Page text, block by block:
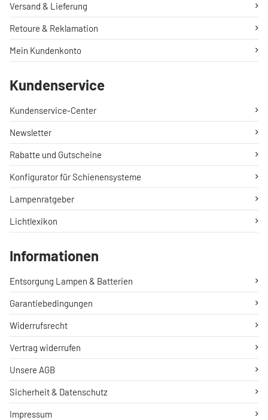
Versand & Lieferung
Retoure & Reklamation
Mein Kundenkonto
Kundenservice
Kundenservice-Center
Newsletter
Rabatte und Gutscheine
Konfigurator für Schienensysteme
Lampenratgeber
Lichtlexikon
Informationen
Entsorgung Lampen & Batterien
Garantiebedingungen
Widerrufsrecht
Vertrag widerrufen
Unsere AGB
Sicherheit & Datenschutz
Impressum